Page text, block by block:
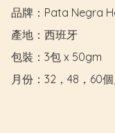
品牌：Pata Negra
產地：西班牙
包裝：3包 x 50gm
月份：32，48，60